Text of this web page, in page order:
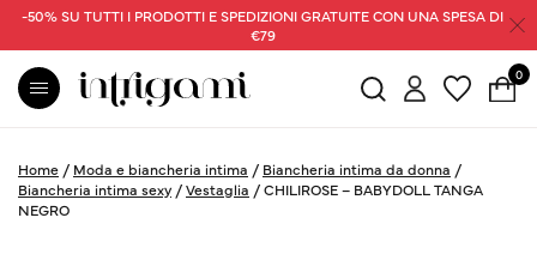
-50% SU TUTTI I PRODOTTI E SPEDIZIONI GRATUITE CON UNA SPESA DI
€79
0
Home / Moda e biancheria intima / Biancheria intima da donna /
Biancheria intima sexy /Vestaglia /CHILIROSE – BABYDOLL TANGA
NEGRO